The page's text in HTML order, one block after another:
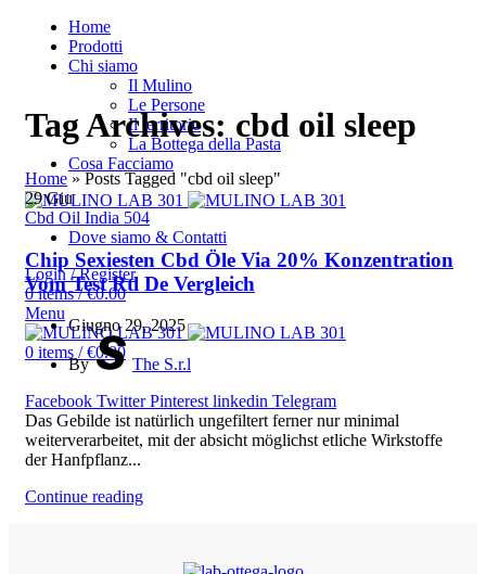
Home
Prodotti
Chi siamo
Il Mulino
Le Persone
Il territorio
La Bottega della Pasta
Cosa Facciamo
Dove siamo & Contatti
Login / Register
0items / €0.00
Menu
0 items / €0.00
Tag Archives: cbd oil sleep
Home » Posts Tagged "cbd oil sleep"
29Giu
Cbd Oil India 504
Chip Sexiesten Cbd Öle Via 20% Konzentration
Vom Test Rtl De Vergleich
Giugno 29, 2025
By
The S.r.l
Facebook Twitter Pinterest linkedin Telegram
Das Gebilde ist natürlich ungefiltert ferner nur minimal
weiterverarbeitet, mit der absicht möglichst etliche Wirkstoffe
der Hanfpflanz...
Continue reading